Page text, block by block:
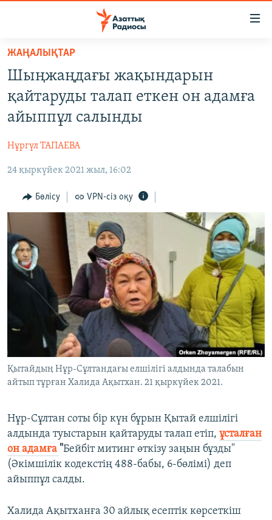
Skip
main
content
Skip
to
main
Navigation
Skip
Search
САЯСАТ
AZATTYQTV
АДАМ ҚҰҚЫҚТАРЫ
ӘЛЕУМЕТ
ӘЛЕМ
АРНАЙЫ ЖОБАЛАР
Русский
ЖАЗЫЛЫҢЫЗ
Басқа тілдерде
ЖАҢАЛЫҚТАР
Шыңжаңдағы жақындарын
қайтаруды талап еткен он адамға
айыппұл салынды
Нұргүл ТАПАЕВА
24 қыркүйек 2021 жыл, 16:02
Бөлісу VPN-сіз оқу
Қытайдың Нұр-Сұлтандағы елшілігі алдында талабын
айтып тұрған Халида Ақытхан. 21 қыркүйек 2021.
Нұр-Сұлтан соты бір күн бұрын Қытай елшілігі
алдында туыстарын қайтаруды талап етіп, ұсталған
он адамға "Бейбіт митинг өткізу заңын бұзды"
(Әкімшілік кодекстің 488-бабы, 6-бөлімі) деп
айыппұл салды.
Халида Ақытханға 30 айлық есептік көрсеткіш